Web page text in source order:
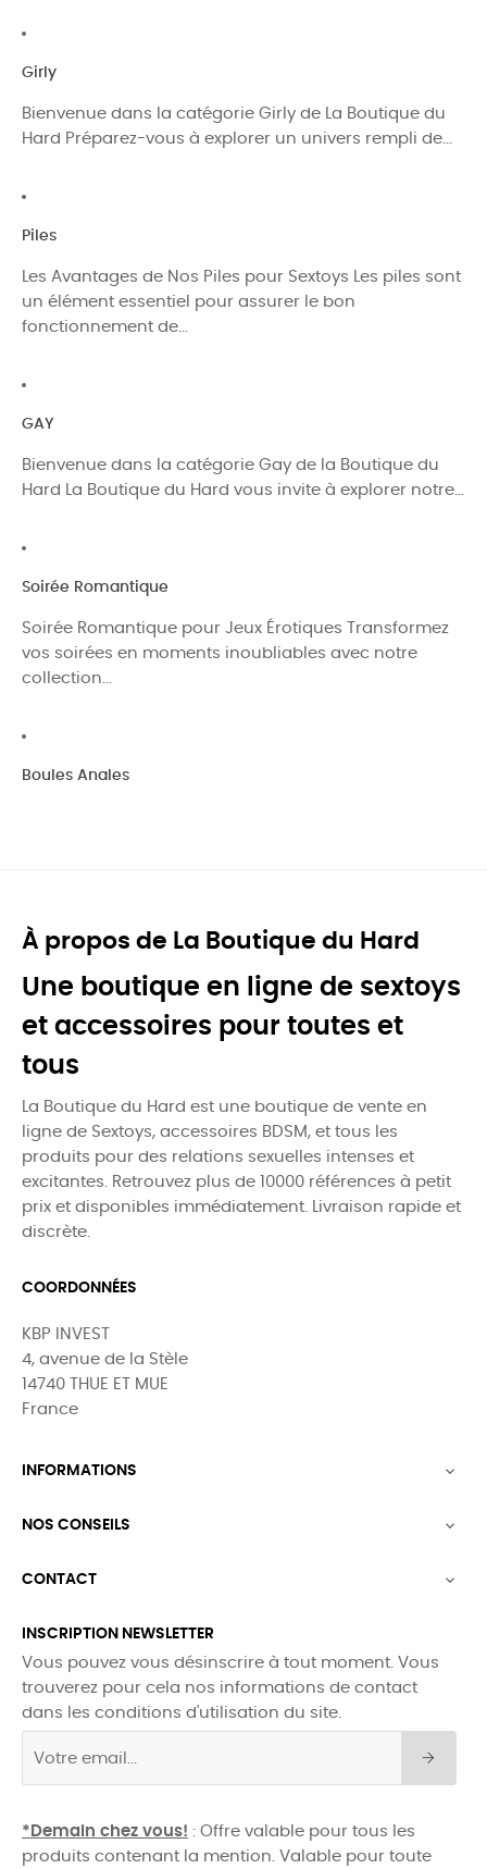
Girly
Bienvenue dans la catégorie Girly de La Boutique du
Hard Préparez-vous à explorer un univers rempli de...
Piles
Les Avantages de Nos Piles pour Sextoys Les piles sont
un élément essentiel pour assurer le bon
fonctionnement de...
GAY
Bienvenue dans la catégorie Gay de la Boutique du
Hard La Boutique du Hard vous invite à explorer notre...
Soirée Romantique
Soirée Romantique pour Jeux Érotiques Transformez
vos soirées en moments inoubliables avec notre
collection...
Boules Anales
À propos de La Boutique du Hard
Une boutique en ligne de sextoys
et accessoires pour toutes et
tous
La Boutique du Hard est une boutique de vente en
ligne de Sextoys, accessoires BDSM, et tous les
produits pour des relations sexuelles intenses et
excitantes. Retrouvez plus de 10000 références à petit
prix et disponibles immédiatement. Livraison rapide et
discrète.
COORDONNÉES
KBP INVEST
4, avenue de la Stèle
14740 THUE ET MUE
France
INFORMATIONS 
NOS CONSEILS 
CONTACT 
INSCRIPTION NEWSLETTER
Vous pouvez vous désinscrire à tout moment. Vous
trouverez pour cela nos informations de contact
dans les conditions d'utilisation du site.
*Demain chez vous! : Offre valable pour tous les
produits contenant la mention. Valable pour toute